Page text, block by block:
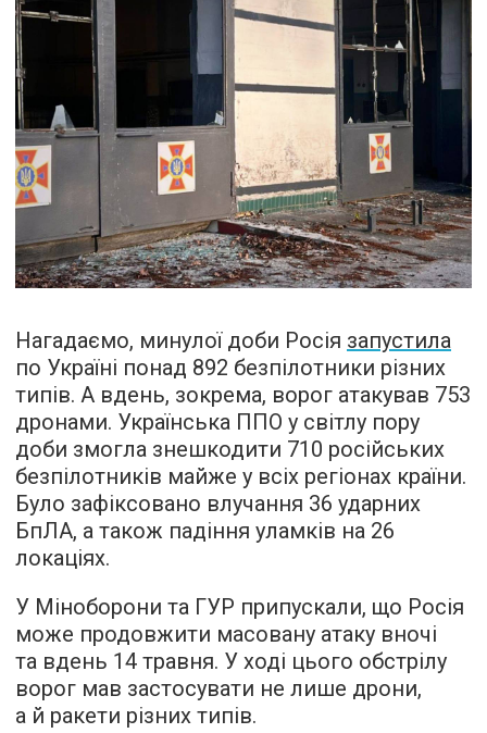
Нагадаємо, минулої доби Росія запустила
по Україні понад 892 безпілотники різних
типів. А вдень, зокрема, ворог атакував 753
дронами. Українська ППО у світлу пору
доби змогла знешкодити 710 російських
безпілотників майже у всіх регіонах країни.
Було зафіксовано влучання 36 ударних
БпЛА, а також падіння уламків на 26
локаціях.
У Міноборони та ГУР припускали, що Росія
може продовжити масовану атаку вночі
та вдень 14 травня. У ході цього обстрілу
ворог мав застосувати не лише дрони,
а й ракети різних типів.